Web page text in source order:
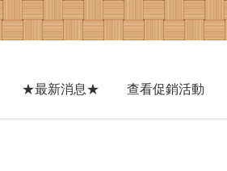
★最新消息★ 查看促銷活動